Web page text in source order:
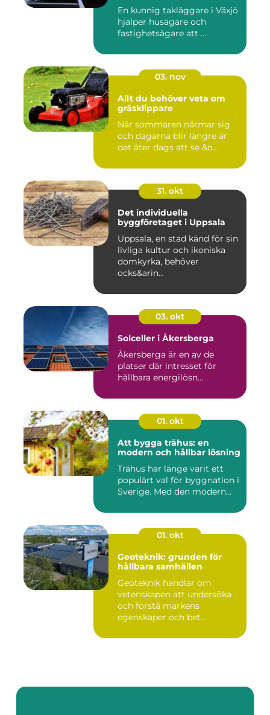
En kunnig takläggare i Växjö
hjälper husägare och
fastighetsägare att ...
03. nov
Allt du behöver veta om
gräsklippare
När sommaren närmar sig
och dagarna blir längre är
det åter dags att se &o...
31. okt
Det individuella
byggföretaget i Uppsala
Uppsala, en stad känd för sin
livliga kultur och ikoniska
domkyrka, behöver
ocks&arin...
03. okt
Solceller i Åkersberga
Åkersberga är en av de
platser där intresset för
hållbara energilösn...
01. okt
Att bygga trähus: en
modern och hållbar lösning
Trähus har länge varit ett
populärt val för byggnation i
Sverige. Med den modern...
01. okt
Geoteknik: grunden för
hållbara samhällen
Geoteknik handlar om
vetenskapen att undersöka
och förstå markens
egenskaper och bet...